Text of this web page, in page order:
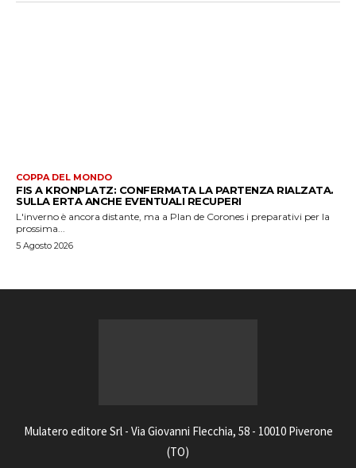
COPPA DEL MONDO
FIS A KRONPLATZ: CONFERMATA LA PARTENZA RIALZATA.
SULLA ERTA ANCHE EVENTUALI RECUPERI
L'inverno è ancora distante, ma a Plan de Corones i preparativi per la
prossima...
5 Agosto 2026
Mulatero editore Srl - Via Giovanni Flecchia, 58 - 10010 Piverone
(TO)